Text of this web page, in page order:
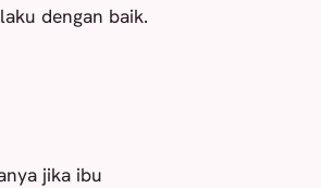
dengan baik.
jika ibu